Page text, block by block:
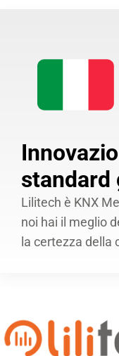
standard
Lilitech è KNX
noi hai il meglio
la certezza della